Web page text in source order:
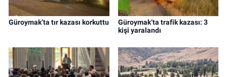
Güroymak’ta tır kazası korkuttu
Güroymak’ta trafik kazası: 3
kişi yaralandı